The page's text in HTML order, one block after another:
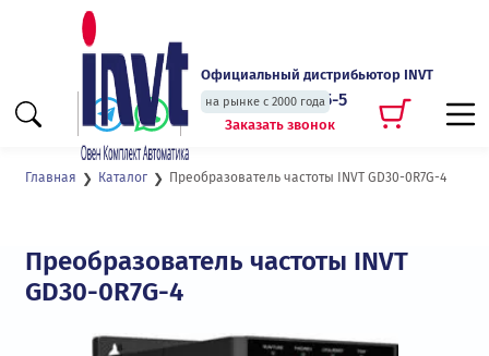
Официальный дистрибьютор INVT
на рынке с 2000 года
+7 (495) 135-135-5
Заказать звонок
Главная Каталог Преобразователь частоты INVT GD30-0R7G-4
Преобразователь частоты INVT
GD30-0R7G-4